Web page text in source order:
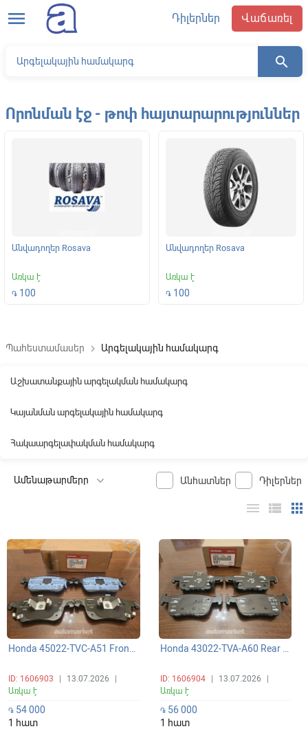
menu Դիլերներ Վաճառել
search
Որոնման էջ - թոփ հայտարարություններ
Անվադողեր Rosava
Առկա է
֏ 100
Անվադողեր Rosava
Առկա է
֏ 100
Պահեստամասեր keyboard_arrow_right Արգելակային համակարգ
Աշխատանքային արգելակման համակարգ
Կայանման արգելակային համակարգ
Հակաարգելափակման համակարգ
Անհատներ Դիլերներ
apps
view_list
menu
Honda 45022-TVC-A51 Front Pad Set, արգելակման կոճղակների կոմպլեկտ դիմացի, կոլոդկա - 45022TVCA51
ID: 1606903 13.07.2026
Առկա է
favorite_border
֏ 54 000
1 հատ
Honda 43022-TVA-A60 Rear Pad Set, արգելակման կոճղակների կոմպլեկտ հետևի, կոլոդկա - 43022TVAA60
ID: 1606904 13.07.2026
Առկա է
favorite_border
֏56 000
1 հատ